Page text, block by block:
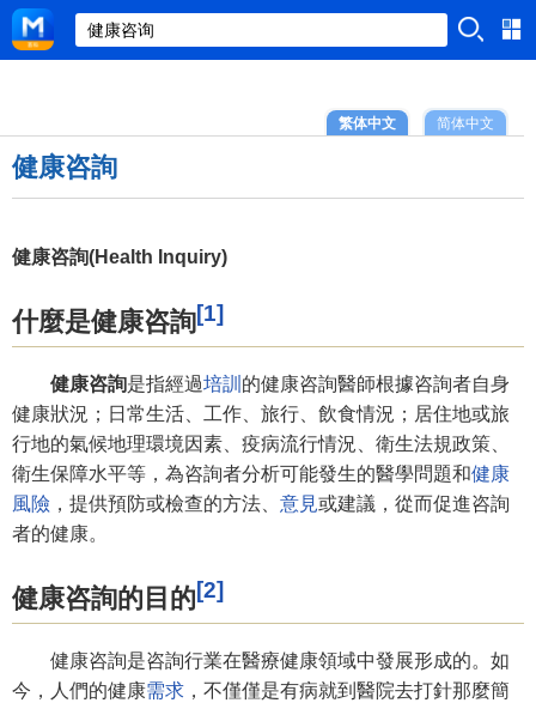
简体中文
繁体中文
健康咨詢
健康咨詢(Health Inquiry)
什麼是健康咨詢[1]
健康咨詢是指經過培訓 的健康咨詢醫師根據咨詢者自身
健康狀況；日常生活、工作、旅行、飲食情況；居住地或旅
行地的氣候地理環境因素、疫病流行情況、衛生法規政策、
衛生保障水平等，為咨詢者分析可能發生的醫學問題和健康
風險 ，提供預防或檢查的方法、 意見或建議，從而促進咨詢
者的健康。
健康咨詢的目的[2]
健康咨詢是咨詢行業在醫療健康領域中發展形成的。如
今，人們的健康需求 ，不僅僅是有病就到醫院去打針那麼簡